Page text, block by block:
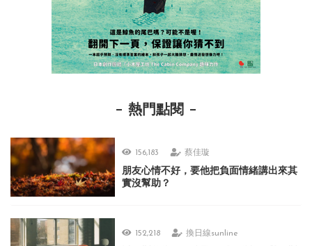
熱門點閱
156,183 蔡佳璇
朋友心情不好，要他把負面情緒講出來其
實沒幫助？
152,218 換日線sunline